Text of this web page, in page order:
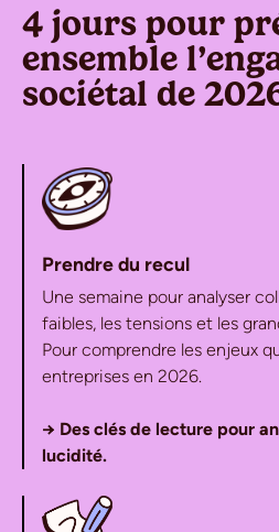
4 jours pour
ensemble
sociétal de
Prendre du recul
Une semaine pour analyser
faibles, les tensions et les
Pour comprendre les enjeux
entreprises en 2026.
→ Des clés de lecture pour
lucidité.